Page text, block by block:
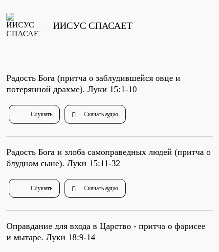
Слушай каждый день
Тематические проповеди
ИИСУС СПАСАЕТ
Радость Бога (притча о заблудившейся овце и
потерянной драхме). Луки 15:1-10
Слушать Скачать аудио
Радость Бога и злоба самоправедных людей (притча о
блудном сыне). Луки 15:11-32
Слушать Скачать аудио
Оправдание для входа в Царство - притча о фарисее
и мытаре. Луки 18:9-14